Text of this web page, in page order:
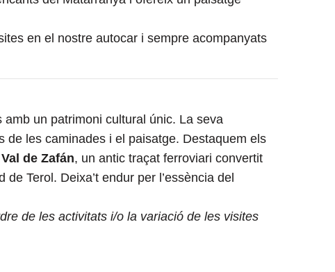
en el nostre autocar i sempre acompanyats
amb un patrimoni cultural únic. La seva
de les caminades i el paisatge. Destaquem els
de Zafán, un antic traçat ferroviari convertit
Terol. Deixa’t endur per l’essència del
de les activitats i/o la variació de les visites